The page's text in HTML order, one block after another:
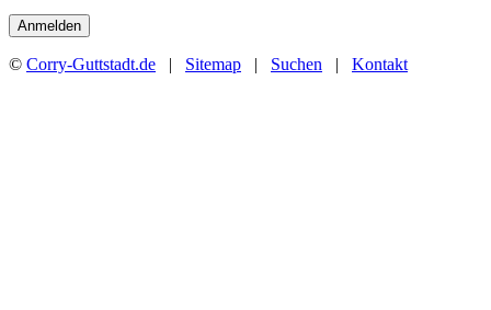
© Corry-Guttstadt.de | Sitemap | Suchen | Kontakt